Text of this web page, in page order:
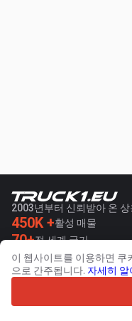
2003년부터 신뢰받아 온
450K +활성 매물
70+전 세계 국가
36지원 언어
4.7/5
이 웹사이트를 이용하면 쿠
으로 간주됩니다. 자세히 알